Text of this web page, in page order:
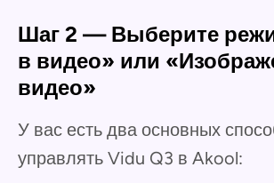
Шаг 2 — Выберите
в видео» или
видео»
У вас есть два основных
управлять Vidu Q3 в Akool: